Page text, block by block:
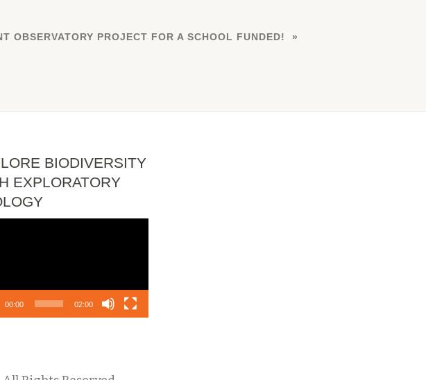
OBSERVATORY PROJECT FOR A SCHOOL FUNDED!
BIODIVERSITY
EXPLORATORY
00:00 02:00